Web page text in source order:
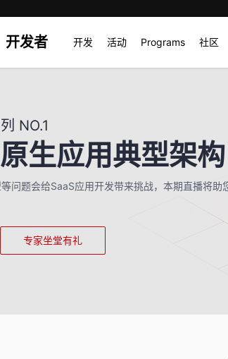
开发者 开发 活动 Programs 社区
NO.1
生应用典型架构
问题会给SaaS应用开发带来挑战，本期直播将
专家坐堂有礼